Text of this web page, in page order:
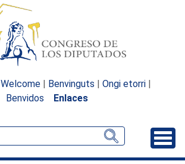
Welcome | Benvinguts | Ongi etorri |
Benvidos
Enlaces